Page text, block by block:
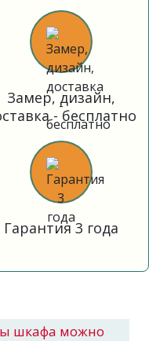
Замер, дизайн,
- бесплатно
Гарантия 3 года
шкафа можно